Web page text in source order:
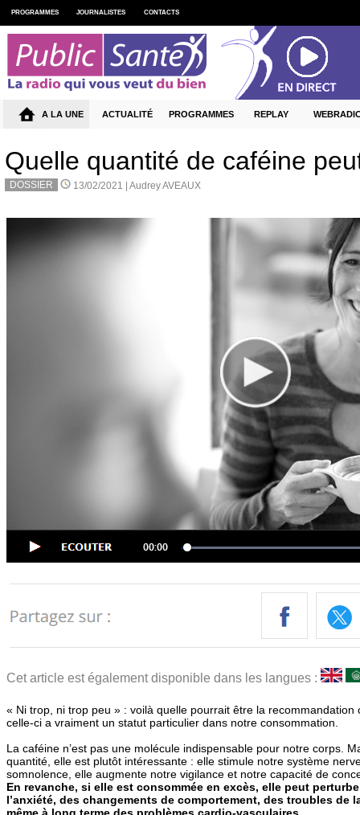
Quelle quantité de caféine
DOSSIER 13/02/2021 | Audrey AVEAUX
Cet article est également disponible dans les langues :
« Ni trop, ni trop peu » : voilà quelle pourrait être la recommandation
celle-ci a vraiment un statut particulier dans notre consommation.
La caféine n’est pas une molécule indispensable pour notre corps.
quantité, elle est plutôt intéressante : elle stimule notre système
somnolence, elle augmente notre vigilance et notre capacité de
En revanche, si elle est consommée en excès, elle peut
l’anxiété, des changements de comportement, des troubles de
PROGRAMMES JOURNALISTES CONTACTS
A LA UNE ACTUALITÉ PROGRAMMES REPLAY